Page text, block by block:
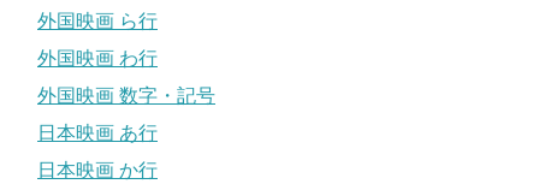
外国映画 ら行
外国映画 わ行
外国映画 数字・記号
日本映画 あ行
日本映画 か行